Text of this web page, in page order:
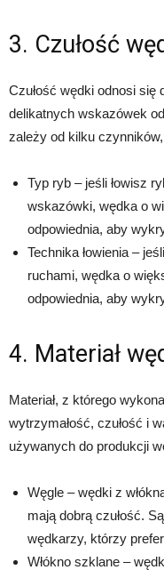
3. Czułość
Czułość wędki odnosi się
delikatnych wskazówek
zależy od kilku
Typ ryb – jeśli łowisz
wskazówki, wędka o
odpowiednia, aby
Technika łowienia –
ruchami, wędka o
odpowiednia, aby
4. Materiał
Materiał, z którego
wytrzymałość, czułość i
używanych do produkcji
Węgle – wędki z
mają dobrą czułość.
wędkarzy, którzy
Włókno szklane –